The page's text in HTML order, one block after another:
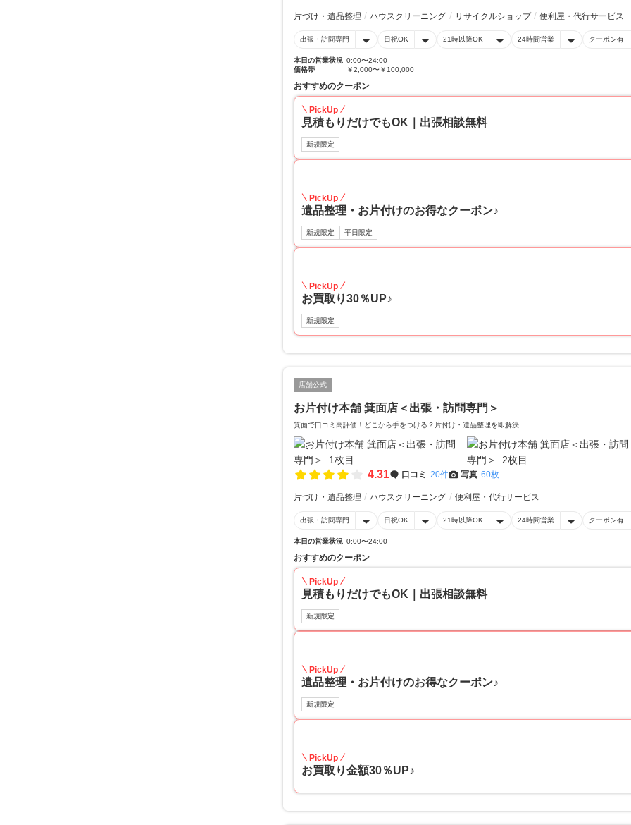
片づけ・遺品整理 ハウスクリーニング リサイクルショップ 便利屋・代行サービス
出張・訪問専門 日祝OK 21時以降OK 24時間営業 クーポン有
本日の営業状況 0:00〜24:00
価格帯
￥2,000〜￥100,000
おすすめのクーポン
PickUp
見積もりだけでもOK｜出張相談無料
新規限定
PickUp
遺品整理・お片付けのお得なクーポン♪
新規限定 平日限定
PickUp
お買取り30％UP♪
新規限定
店舗公式
お片付け本舗 箕面店＜出張・訪問専門＞
箕面で口コミ高評価！どこから手をつける？片付け・遺品整理を即解決
4.31 口コミ 20件 写真 60枚
片づけ・遺品整理 ハウスクリーニング 便利屋・代行サービス
出張・訪問専門 日祝OK 21時以降OK 24時間営業 クーポン有
本日の営業状況 0:00〜24:00
おすすめのクーポン
PickUp
見積もりだけでもOK｜出張相談無料
新規限定
PickUp
遺品整理・お片付けのお得なクーポン♪
新規限定
PickUp
お買取り金額30％UP♪